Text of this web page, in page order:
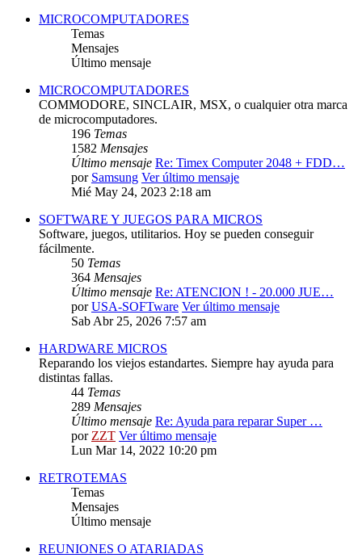
MICROCOMPUTADORES
Temas
Mensajes
Último mensaje
MICROCOMPUTADORES
COMMODORE, SINCLAIR, MSX, o cualquier otra marca
de microcomputadores.
196 Temas
1582 Mensajes
Último mensaje Re: Timex Computer 2048 + FDD…
por Samsung Ver último mensaje
Mié May 24, 2023 2:18 am
SOFTWARE Y JUEGOS PARA MICROS
Software, juegos, utilitarios. Hoy se pueden conseguir
fácilmente.
50 Temas
364 Mensajes
Último mensaje Re: ATENCION ! - 20.000 JUE…
porUSA-SOFTware Ver último mensaje
Sab Abr 25, 2026 7:57 am
HARDWARE MICROS
Reparando los viejos estandartes. Siempre hay ayuda para
distintas fallas.
44 Temas
289 Mensajes
Último mensaje Re: Ayuda para reparar Super …
porZZT Ver último mensaje
Lun Mar 14, 2022 10:20 pm
RETROTEMAS
Temas
Mensajes
Último mensaje
REUNIONES O ATARIADAS